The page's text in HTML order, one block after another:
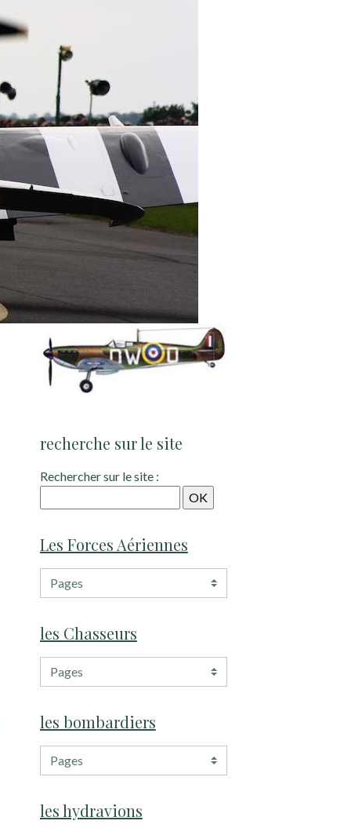
recherche sur le site
Rechercher sur le site :
Les Forces Aériennes
les Chasseurs
les bombardiers
les hydravions